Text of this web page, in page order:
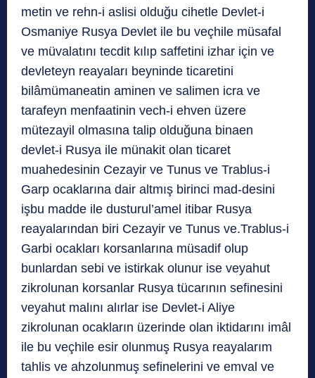
metin ve rehn-i aslisi olduğu cihetle Devlet-i
Osmaniye Rusya Devlet ile bu veçhile müsafal
ve müvalatını tecdit kılıp saffetini izhar için ve
devleteyn reayaları beyninde ticaretini
bilâmümaneatin aminen ve salimen icra ve
tarafeyn menfaatinin vech-i ehven üzere
mütezayil olmasına talip olduğuna binaen
devlet-i Rusya ile münakit olan ticaret
muahedesinin Cezayir ve Tunus ve Trablus-i
Garp ocaklarına dair altmış birinci mad-desini
işbu madde ile dusturul’amel itibar Rusya
reayalarından biri Cezayir ve Tunus ve.Trablus-i
Garbi ocakları korsanlarına müsadif olup
bunlardan sebi ve istirkak olunur ise veyahut
zikrolunan korsanlar Rusya tücarının sefinesini
veyahut malını alırlar ise Devlet-i Aliye
zikrolunan ocakların üzerinde olan iktidarını imâl
ile bu veçhile esir olunmuş Rusya reayalarım
tahlis ve ahzolunmuş sefinelerini ve emval ve